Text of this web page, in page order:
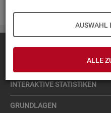
AUSWAHL
ALLE
IN­TER­AK­TI­VE STA­TIS­TI­KEN
GRUND­LA­GEN